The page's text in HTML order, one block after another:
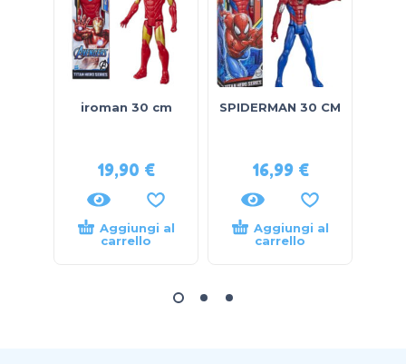
iroman 30 cm
19,90 €
Aggiungi al
carrello
SPIDERMAN 30 CM
16,99 €
Aggiungi al
carrello